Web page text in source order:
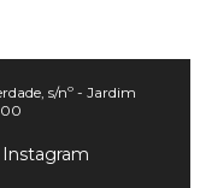
s/nº - Jardim
Instagram